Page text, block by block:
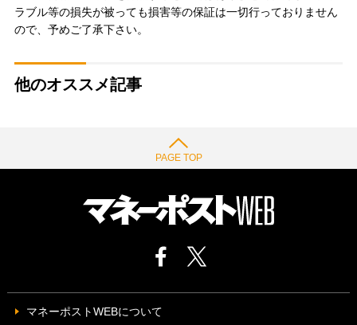
ラブル等の損失が被っても損害等の保証は一切行っておりません
ので、予めご了承下さい。
他のオススメ記事
PAGE TOP
マネーポストWEBについて